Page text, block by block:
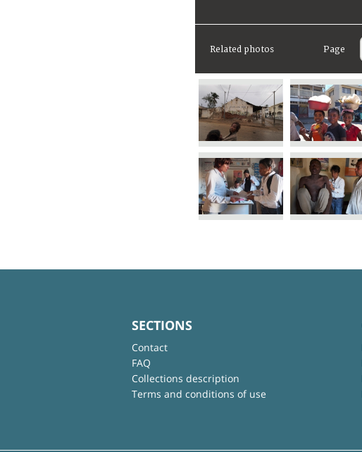
Related photos Page
SECTIONS
Contact
FAQ
Collections description
Terms and conditions of use